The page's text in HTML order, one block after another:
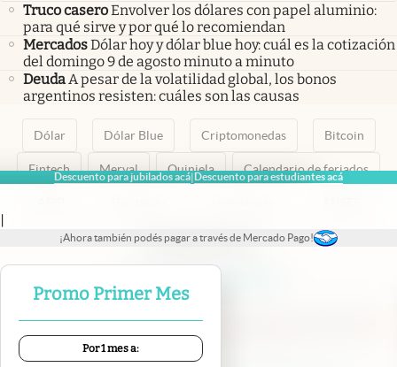
Descuento para jubilados acá|Descuento para estudiantes acá
|
¡Ahora también podés pagar a través de Mercado Pago!
Promo Primer Mes
Por 1 mes a:
Truco caseroEnvolver los dólares con papel aluminio:
para qué sirve y por qué lo recomiendan
MercadosDólar hoy y dólar blue hoy: cuál es la cotización
del domingo 9 de agosto minuto a minuto
Deuda A pesar de la volatilidad global, los bonos
argentinos resisten: cuáles son las causas
Dólar Dólar Blue Criptomonedas Bitcoin
Fintech Merval Quiniela Calendario de feriados
abre en nueva pestaña
abre en nueva pestaña
abre en nueva pestaña
abre en nueva pestaña
abre en nueva pestaña